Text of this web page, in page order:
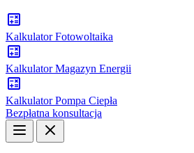
Kalkulator Fotowoltaika
Kalkulator Magazyn Energii
Kalkulator Pompa Ciepła
Bezpłatna konsultacja